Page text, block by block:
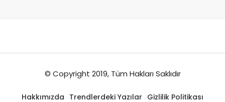
© Copyright 2019, Tüm Hakları Saklıdır
Hakkımızda Trendlerdeki Yazılar Gizlilik Politikası